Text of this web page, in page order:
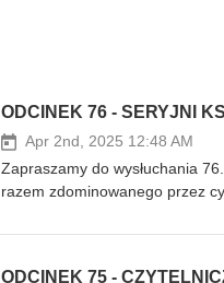
ODCINEK 76 - SERYJNI
Apr 2nd, 2025 12:48 AM
Zapraszamy do wysłuchania
razem zdominowanego przez
Alansona.Sebastian z
ODCINEK 75 -